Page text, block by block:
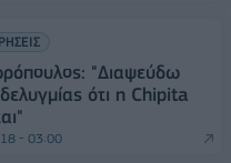
"Διαψεύδω
ότι η Chipita
- 03:00